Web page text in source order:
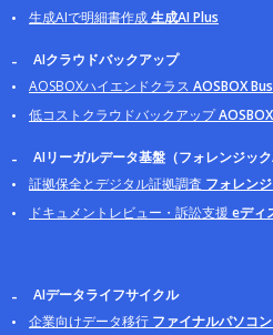
生成AIで明細書作成生成AI Plus
AIクラウドバックアップ
AOSBOXハイエンドクラス AOSBOX
低コストクラウドバックアップ
AIリーガルデータ基盤（フォレンジッ
証拠保全とデジタル証拠調査 フォレン
ドキュメントレビュー・訴訟支援eディ
AIデータライフサイクル
企業向けデータ移行 ファイナルパソコ